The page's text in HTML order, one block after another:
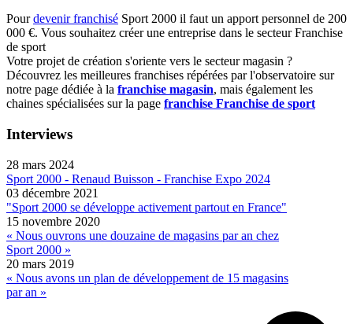
Pourdevenir franchisé Sport 2000 il faut un apport personnel de 200
000 €. Vous souhaitez créer une entreprise dans le secteur Franchise
de sport
Votre projet de création s'oriente vers le secteur magasin ?
Découvrez les meilleures franchises répérées par l'observatoire sur
notre page dédiée à la franchise magasin, mais également les
chaines spécialisées sur la page franchise Franchise de sport
Interviews
28 mars 2024
Sport 2000 - Renaud Buisson - Franchise Expo 2024
03 décembre 2021
"Sport 2000 se développe activement partout en France"
15 novembre 2020
« Nous ouvrons une douzaine de magasins par an chez
Sport 2000 »
20 mars 2019
« Nous avons un plan de développement de 15 magasins
par an »